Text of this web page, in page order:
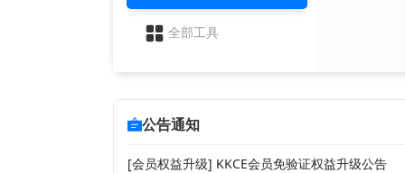
全部工具
公告通知
[会员权益升级] KKCE会员免验证权益升级公告